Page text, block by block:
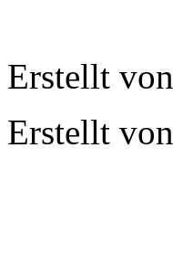
Erstellt von
Erstellt von